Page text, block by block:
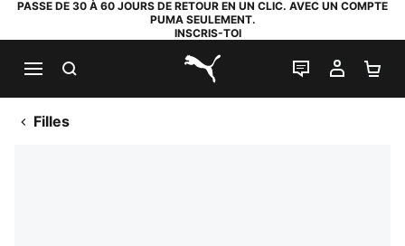
PASSE DE 30 À 60 JOURS DE RETOUR EN UN CLIC. AVEC UN COMPTE
PUMA SEULEMENT.
INSCRIS-TOI
PUMA.com
LIVE CHAT
MON
Filles